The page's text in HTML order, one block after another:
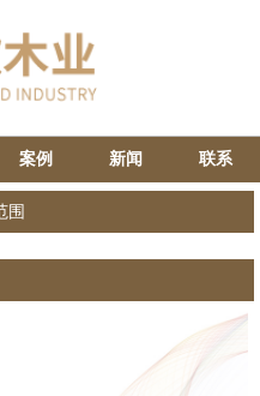
案例 新闻 联系
围